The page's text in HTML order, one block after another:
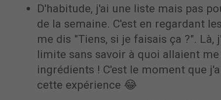
D'habitude, j'ai une liste mais pas
de la semaine. C'est en regardant
me dis "Tiens, si je faisais ça ?". Là,
limite sans savoir à quoi allaient
ingrédients ! C'est le moment que
cette expérience 😂